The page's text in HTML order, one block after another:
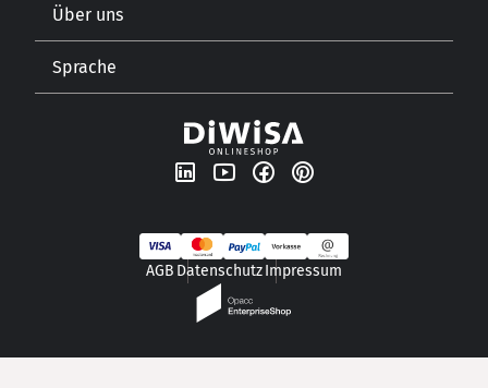
Lebensmitteleinzelhandel
Versand und Zahlungsarten
Newsletter
Über uns
Unsere Geschichte
Sprache
AGB DatenschutzImpressum